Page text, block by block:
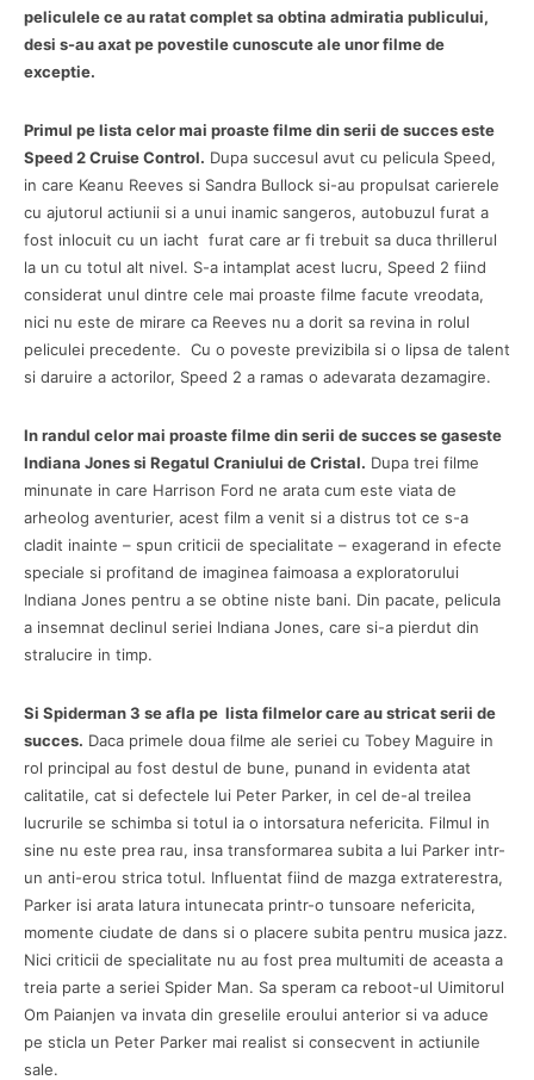
peliculele ce au ratat complet sa obtina admiratia publicului,
desi s-au axat pe povestile cunoscute ale unor filme de
exceptie.
Primul pe lista celor mai proaste filme din serii de succes este
Speed 2 Cruise Control. Dupa succesul avut cu pelicula Speed,
in care Keanu Reeves si Sandra Bullock si-au propulsat carierele
cu ajutorul actiunii si a unui inamic sangeros, autobuzul furat a
fost inlocuit cu un iacht furat care ar fi trebuit sa duca thrillerul
la un cu totul alt nivel. S-a intamplat acest lucru, Speed 2 fiind
considerat unul dintre cele mai proaste filme facute vreodata,
nici nu este de mirare ca Reeves nu a dorit sa revina in rolul
peliculei precedente. Cu o poveste previzibila si o lipsa de talent
si daruire a actorilor, Speed 2 a ramas o adevarata dezamagire.
In randul celor mai proaste filme din serii de succes se gaseste
Indiana Jones si Regatul Craniului de Cristal. Dupa trei filme
minunate in care Harrison Ford ne arata cum este viata de
arheolog aventurier, acest film a venit si a distrus tot ce s-a
cladit inainte – spun criticii de specialitate – exagerand in efecte
speciale si profitand de imaginea faimoasa a exploratorului
Indiana Jones pentru a se obtine niste bani. Din pacate, pelicula
a insemnat declinul seriei Indiana Jones, care si-a pierdut din
stralucire in timp.
Si Spiderman 3 se afla pe lista filmelor care au stricat serii de
succes. Daca primele doua filme ale seriei cu Tobey Maguire in
rol principal au fost destul de bune, punand in evidenta atat
calitatile, cat si defectele lui Peter Parker, in cel de-al treilea
lucrurile se schimba si totul ia o intorsatura nefericita. Filmul in
sine nu este prea rau, insa transformarea subita a lui Parker intr-
un anti-erou strica totul. Influentat fiind de mazga extraterestra,
Parker isi arata latura intunecata printr-o tunsoare nefericita,
momente ciudate de dans si o placere subita pentru musica jazz.
Nici criticii de specialitate nu au fost prea multumiti de aceasta a
treia parte a seriei Spider Man. Sa speram ca reboot-ul Uimitorul
Om Paianjen va invata din greselile eroului anterior si va aduce
pe sticla un Peter Parker mai realist si consecvent in actiunile
sale.